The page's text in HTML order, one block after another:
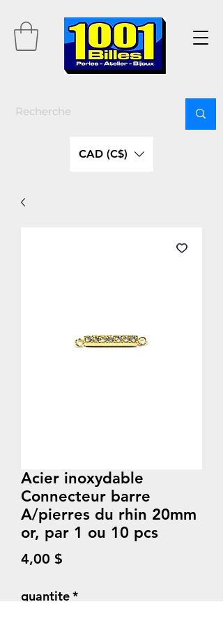
CAD (C$)
Acier inoxydable
Connecteur barre
A/pierres du rhin 20mm
or, par 1 ou 10 pcs
4,00 $
quantite*